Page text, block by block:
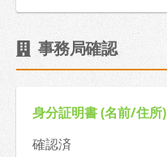
事務局確認
身分証明書 (名前/住所)
確認済